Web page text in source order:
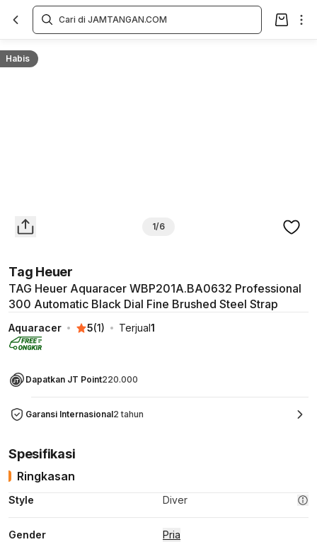
Habis
1/6
Tag Heuer
TAG Heuer Aquaracer WBP201A.BA0632 Professional
300 Automatic Black Dial Fine Brushed Steel Strap
Aquaracer 5(1) Terjual1
Dapatkan JT Point220.000
Garansi Internasional2 tahun
Overview
Spesifikasi
Ringkasan
Style Diver
Gender Pria